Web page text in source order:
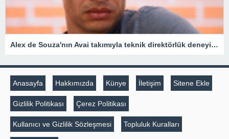
Alex de Souza'nın Avai takımıyla teknik direktörlük deneyimi kısa sürdü
Anasayfa Hakkımızda Künye İletişim Sitene Ekle
Gizlilik Politikası Çerez Politikası
Kullanıcı ve Gizlilik Sözleşmesi Topluluk Kuralları